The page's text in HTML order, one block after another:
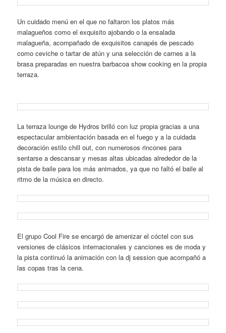
Un cuidado menú en el que no faltaron los platos más
malagueños como el exquisito ajobando o la ensalada
malagueña, acompañado de exquisitos canapés de pescado
como ceviche o tartar de atún y una selección de carnes a la
brasa preparadas en nuestra barbacoa show cooking en la propia
terraza.
La terraza lounge de Hydros brilló con luz propia gracias a una
espectacular ambientación basada en el fuego y a la cuidada
decoración estilo chill out, con numerosos rincones para
sentarse a descansar y mesas altas ubicadas alrededor de la
pista de baile para los más animados, ya que no faltó el baile al
ritmo de la música en directo.
El grupo Cool Fire se encargó de amenizar el cóctel con sus
versiones de clásicos internacionales y canciones es de moda y
la pista continuó la animación con la dj session que acompañó a
las copas tras la cena.